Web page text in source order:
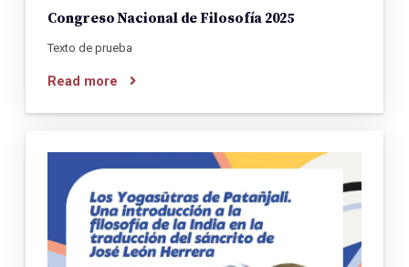
Congreso Nacional de Filosofía 2025
Texto de prueba
Read more